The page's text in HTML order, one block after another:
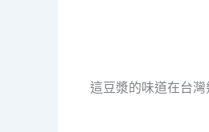
這豆漿的味道在台